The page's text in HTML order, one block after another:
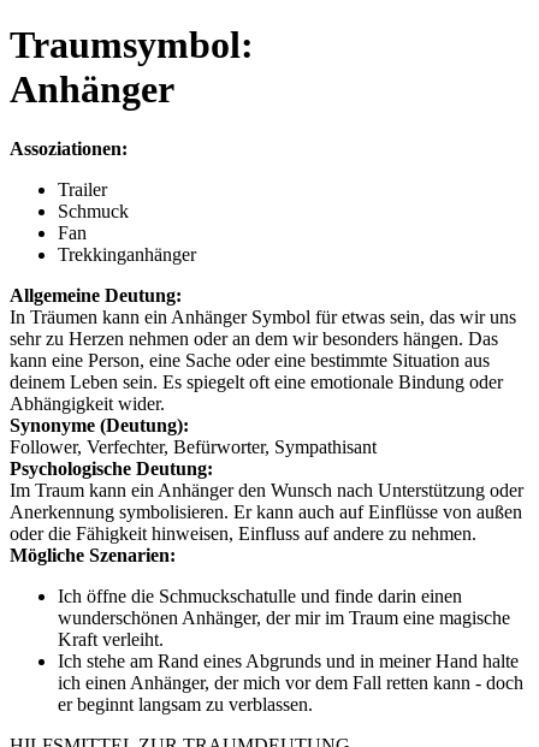
Traumsymbol:
Anhänger
Assoziationen:
Trailer
Schmuck
Fan
Trekkinganhänger
Allgemeine Deutung:
In Träumen kann ein Anhänger Symbol für etwas sein, das wir uns
sehr zu Herzen nehmen oder an dem wir besonders hängen. Das
kann eine Person, eine Sache oder eine bestimmte Situation aus
deinem Leben sein. Es spiegelt oft eine emotionale Bindung oder
Abhängigkeit wider.
Synonyme (Deutung):
Follower, Verfechter, Befürworter, Sympathisant
Psychologische Deutung:
Im Traum kann ein Anhänger den Wunsch nach Unterstützung oder
Anerkennung symbolisieren. Er kann auch auf Einflüsse von außen
oder die Fähigkeit hinweisen, Einfluss auf andere zu nehmen.
Mögliche Szenarien:
Ich öffne die Schmuckschatulle und finde darin einen
wunderschönen Anhänger, der mir im Traum eine magische
Kraft verleiht.
Ich stehe am Rand eines Abgrunds und in meiner Hand halte
ich einen Anhänger, der mich vor dem Fall retten kann - doch
er beginnt langsam zu verblassen.